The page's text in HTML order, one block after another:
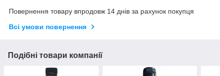
Повернення товару впродовж 14 днів за рахунок покупця
Всі умови повернення
Подібні товари компанії